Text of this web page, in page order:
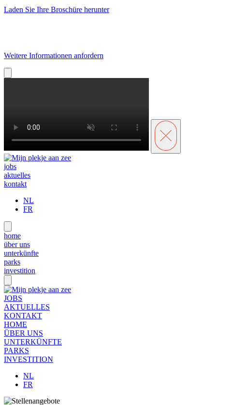
Laden Sie Ihre Broschüre herunter
Weitere Informationen anfordern
jobs
aktuelles
kontakt
NL
FR
home
über uns
unterkünfte
parks
investition
JOBS
AKTUELLES
KONTAKT
HOME
ÜBER UNS
UNTERKÜNFTE
PARKS
INVESTITION
NL
FR